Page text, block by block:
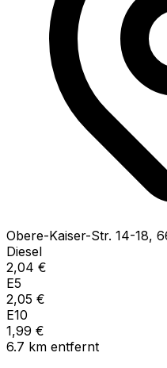
Obere-Kaiser-Str. 14-18,
Diesel
2,04 €
E5
2,05 €
E10
1,99 €
6.7 km entfernt